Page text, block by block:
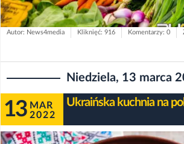
Autor: News4media Kliknięć: 916 Komentarzy: 0
Niedziela, 13 marca
13 MAR
2022
Ukraińska kuchnia na